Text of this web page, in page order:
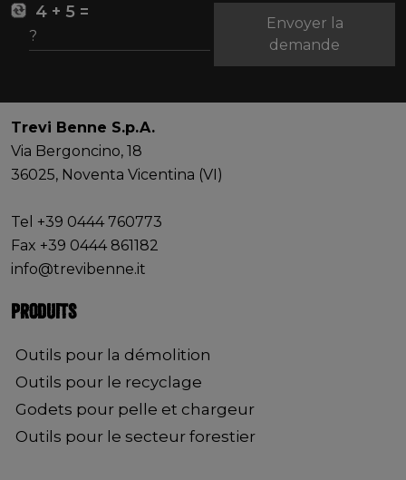
4 + 5 =
Envoyer la
demande
Trevi Benne S.p.A.
Via Bergoncino, 18
36025, Noventa Vicentina (VI)
Tel +39 0444 760773
Fax +39 0444 861182
info@trevibenne.it
PRODUITS
Outils pour la démolition
Outils pour le recyclage
Godets pour pelle et chargeur
Outils pour le secteur forestier